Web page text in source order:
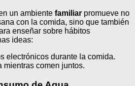
un ambiente familiar promueve no
con la comida, sino que también
enseñar sobre hábitos
ideas:
electrónicos durante la comida.
mientras comen juntos.